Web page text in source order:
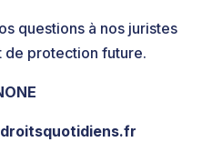
questions à nos juristes
de protection future.